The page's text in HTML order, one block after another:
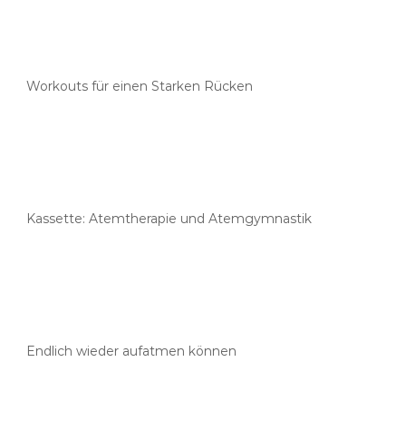
Workouts für einen Starken Rücken
Kassette: Atemtherapie und Atemgymnastik
Endlich wieder aufatmen können